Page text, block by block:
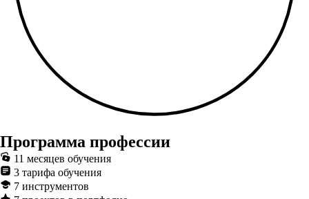
Программа профессии
11 месяцев обучения
3 тарифа обучения
7 инструментов